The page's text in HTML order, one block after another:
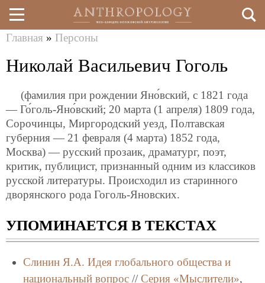
Перейти
к
содержанию
здесь
Главная » Персоны
Николай Васильевич Гоголь
(фамилия при рождении Яно́вский, с 1821 года
— Го́голь-Яно́вский; 20 марта (1 апреля) 1809 года,
Сорочинцы, Миргородский уезд, Полтавская
губерния — 21 февраля (4 марта) 1852 года,
Москва) — русский прозаик, драматург, поэт,
критик, публицист, признанный одним из классиков
русской литературы. Происходил из старинного
дворянского рода Гоголь-Яновских.
УПОМИНАЕТСЯ В ТЕКСТАХ
Слинин Я.А. Идея глобального общества и
национальный вопрос// Серия «Мыслители»,